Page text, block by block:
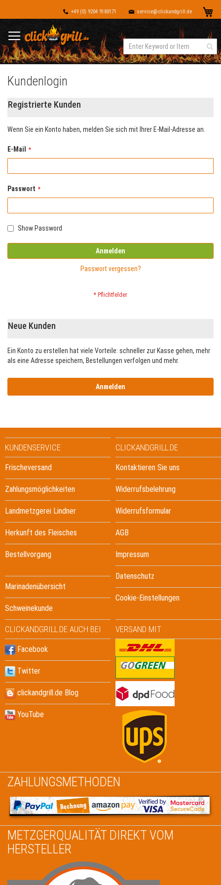
+49 (0) 9204 9180171 service@clickandgrill.de
Kundenlogin
Registrierte Kunden
Wenn Sie ein Konto haben, melden Sie sich mit Ihrer E-Mail-Adresse an.
E-Mail
Passwort
Show Password
Anmelden
Passwort vergessen?
Neue Kunden
Ein Konto zu erstellen hat viele Vorteile: schneller zur Kasse gehen, mehr
als eine Adresse speichern, Bestellungen verfolgen und mehr.
Anmelden
KUNDENSERVICE
Frischeversand
Zahlungsmöglichkeiten
Landmetzgerei Lindner
Herkunft des Fleisches
Bestellvorgang
Marinadenübersicht
Schweinekunde
CLICKANDGRILL.DE
Kontaktieren Sie uns
Widerrufsbelehrung
Widerrufsformular
AGB
Impressum
Datenschutz
Cookie-Einstellungen
CLICKANDGRILL.DE AUCH BEI
Facebook
Twitter
clickandgrill.de Blog
YouTube
VERSAND MIT
ZAHLUNGSMETHODEN
METZGERQUALITÄT DIREKT VOM
HERSTELLER